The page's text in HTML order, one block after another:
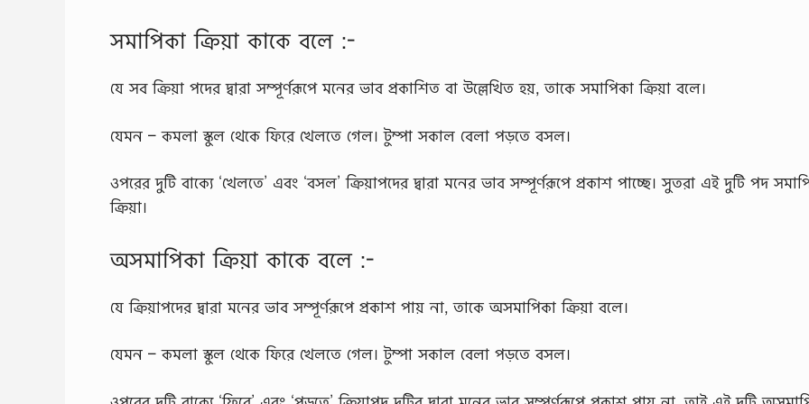
সমাপিকা ক্রিয়া কাকে বলে :-
যে সব ক্রিয়া পদের দ্বারা সম্পূর্ণরূপে মনের ভাব প্রকাশিত বা উল্লেখিত হয়, তাকে সমাপিকা ক্রিয়া বলে।
যেমন – কমলা স্কুল থেকে ফিরে খেলতে গেল। টুম্পা সকাল বেলা পড়তে বসল।
ওপরের দুটি বাক্যে ‘খেলতে’ এবং ‘বসল’ ক্রিয়াপদের দ্বারা মনের ভাব সম্পূর্ণরূপে প্রকাশ পাচ্ছে। সুতরা এই দুটি পদ
ক্রিয়া।
অসমাপিকা ক্রিয়া কাকে বলে :-
যে ক্রিয়াপদের দ্বারা মনের ভাব সম্পূর্ণরূপে প্রকাশ পায় না, তাকে অসমাপিকা ক্রিয়া বলে।
যেমন – কমলা স্কুল থেকে ফিরে খেলতে গেল। টুম্পা সকাল বেলা পড়তে বসল।